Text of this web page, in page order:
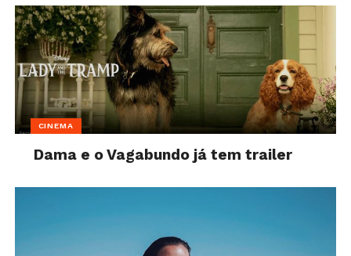
CINEMA
Dama e o Vagabundo já tem trailer